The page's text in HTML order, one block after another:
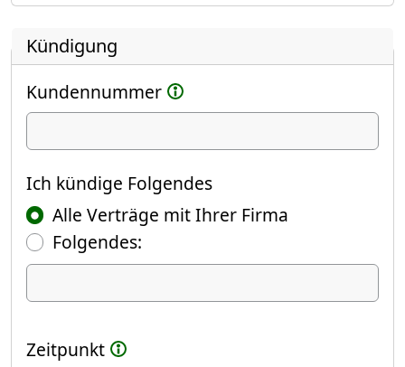
Kündigung
Kundennummer
Ich kündige
Ich kündige Folgendes
Alle Verträge mit Ihrer Firma
Folgendes:
Ich kündige Folgendes
Zeitpunkt